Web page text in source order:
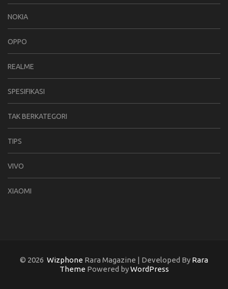
NOKIA
OPPO
REALME
SPESIFIKASI
TAK BERKATEGORI
TIPS
VIVO
XIAOMI
© 2026 Wizphone Rara Magazine | Developed By Rara
Theme Powered byWordPress